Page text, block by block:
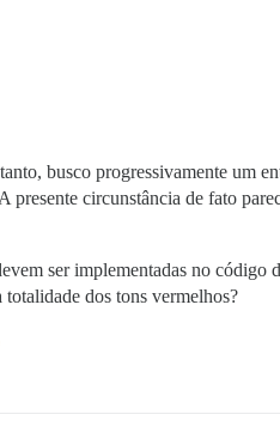
busco progressivamente um
circunstância de fato
ser implementadas no código
dos tons vermelhos?